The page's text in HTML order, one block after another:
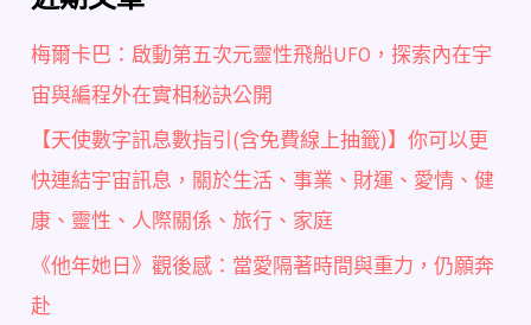
梅爾卡巴：啟動第五次元靈性飛船UFO，探索內在宇
宙與編程外在實相秘訣公開
【天使數字訊息數指引(含免費線上抽籤)】你可以更
快連結宇宙訊息，關於生活、事業、財運、愛情、健
康、靈性、人際關係、旅行、家庭
《他年她日》觀後感：當愛隔著時間與重力，仍願奔
赴